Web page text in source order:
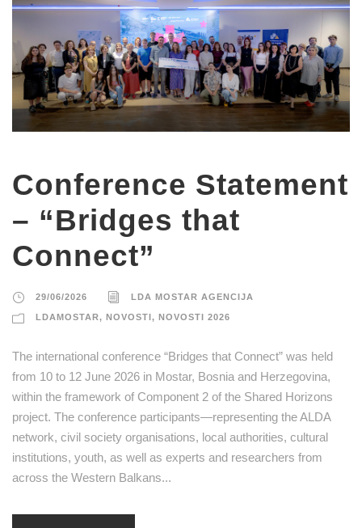
Conference Statement
– “Bridges that
Connect”
29/06/2026 LDA MOSTAR AGENCIJA
LDAMOSTAR, NOVOSTI, NOVOSTI 2026
The international conference “Bridges that Connect” was held
from 10 to 12 June 2026 in Mostar, Bosnia and Herzegovina,
within the framework of Component 2 of the Shared Horizons
project. The conference participants—representing the ALDA
network, civil society organisations, local authorities, cultural
institutions, youth, as well as experts and researchers from
across the Western Balkans...